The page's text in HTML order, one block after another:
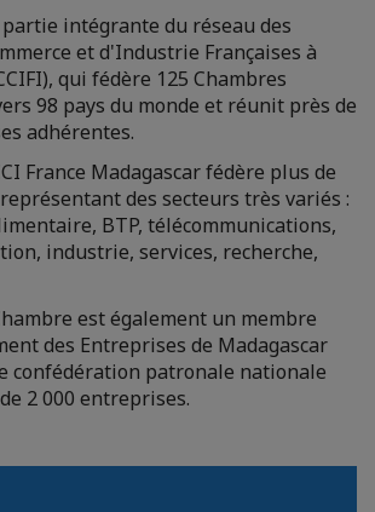
intégrante du réseau des
et d'Industrie Françaises à
qui fédère 125 Chambres
98 pays du monde et réunit près de
adhérentes.
France Madagascar fédère plus de
des secteurs très variés :
BTP, télécommunications,
industrie, services, recherche,
est également un membre
des Entreprises de Madagascar
confédération patronale nationale
2 000 entreprises.